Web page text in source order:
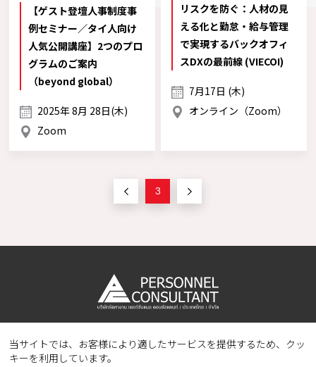
【ゲスト登壇人事制度事
例セミナー／タイ人向け
人気公開講座】2つのプロ
グラムのご案内
（beyond global）
2025年 8月 28日(木)
Zoom
リスクを防ぐ：人材の見
える化と勤怠・給与管理
で実現するバックオフィ
スDXの最前線 (VIECOI)
7月17日 (木)
オンライン（Zoom）
3
Copyright © 2023 PERSONNEL CONSULTANT MANPOWER.
当サイトでは、お客様により適したサービスを提供するため、クッ
キーを利用しています。